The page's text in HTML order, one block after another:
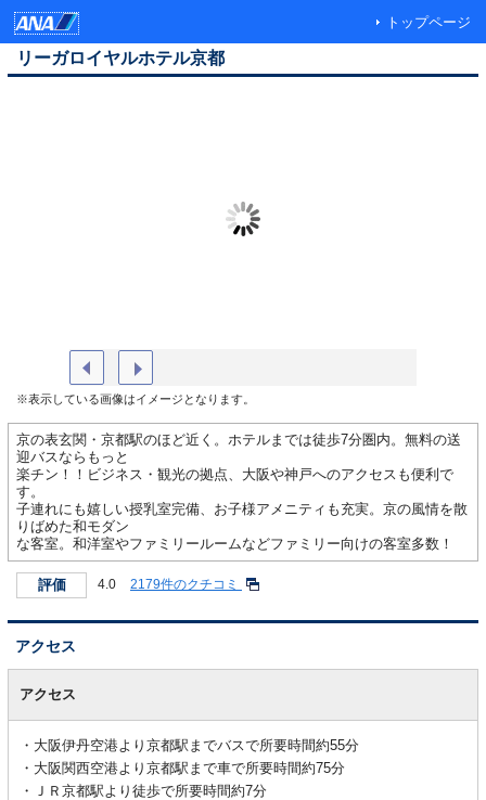
トップページ
リーガロイヤルホテル京都
※表示している画像はイメージとなります。
京の表玄関・京都駅のほど近く。ホテルまでは徒歩7分圏内。無料の送
迎バスならもっと
楽チン！！ビジネス・観光の拠点、大阪や神戸へのアクセスも便利で
す。
子連れにも嬉しい授乳室完備、お子様アメニティも充実。京の風情を散
りばめた和モダン
な客室。和洋室やファミリールームなどファミリー向けの客室多数！
評価 4.0 2179件のクチコミ
アクセス
アクセス
大阪伊丹空港より京都駅までバスで所要時間約55分
大阪関西空港より京都駅まで車で所要時間約75分
ＪＲ京都駅より徒歩で所要時間約7分